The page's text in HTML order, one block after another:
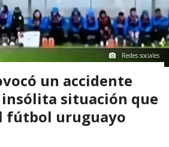
Redes sociales
un accidente
situación que
fútbol uruguayo